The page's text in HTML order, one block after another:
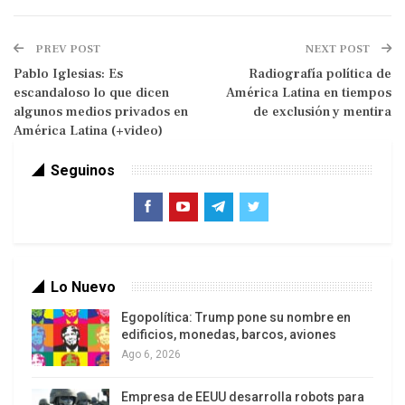
mediante) por el poder legislativo en combinación
más o menos fuerte con los poderes judicial y
mediático. En Brasil la Presidencia pasó a ser
ejercida por el vicepresidente Temer (ungido por
popular, según diversas encuestas, rondaría
apenas el 3 % de los ciudadanos. En Paraguay
ocurrió lo mismo, y el presidente destituido fue
fueron realizadas elecciones presidenciales que
consagraron a Horacio Cartes un personaje de
ultraderecha claramente vinculado al narcotráfico.
PREV POST
Pablo Iglesias: Es
escandaloso lo que dicen
algunos medios privados en
América Latina (+video)
NEXT POST
Radiografía política de
América Latina en tiempos
de exclusión y mentira
Seguinos
Lo Nuevo
Egopolítica: Trump pone su nombre en
edificios, monedas, barcos, aviones
Ago 6, 2026
Empresa de EEUU desarrolla robots para